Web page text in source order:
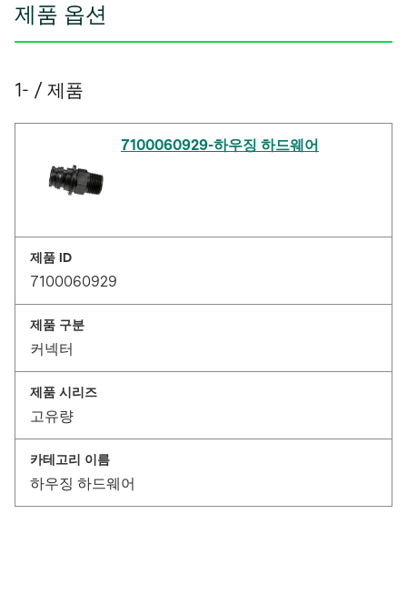
제품 옵션
1- / 제품
7100060929-하우징 하드웨어
제품 ID
7100060929
제품 구분
커넥터
제품 시리즈
고유량
카테고리 이름
하우징 하드웨어